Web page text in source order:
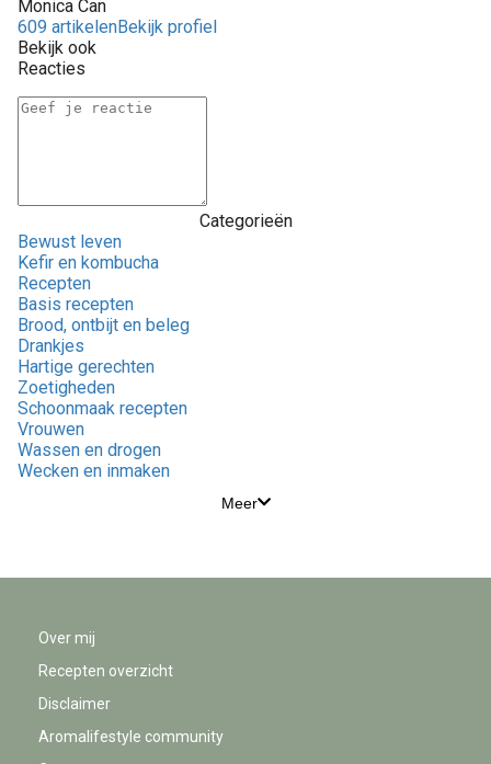
Monica Can
609 artikelenBekijk profiel
Bekijk ook
Reacties
Categorieën
Bewust leven
Kefir en kombucha
Recepten
Basis recepten
Brood, ontbijt en beleg
Drankjes
Hartige gerechten
Zoetigheden
Schoonmaak recepten
Vrouwen
Wassen en drogen
Wecken en inmaken
Meer
Over mij
Recepten overzicht
Disclaimer
Aromalifestyle community